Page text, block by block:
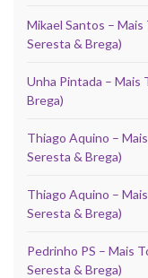
Mikael Santos – Mais
Seresta & Brega)
Unha Pintada – Mais
Brega)
Thiago Aquino –
Seresta & Brega)
Thiago Aquino –
Seresta & Brega)
Pedrinho PS – Mais
Seresta & Brega)